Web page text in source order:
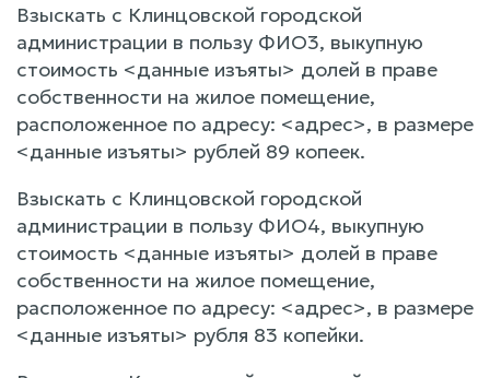
Взыскать с Клинцовской городской
администрации в пользу ФИО3, выкупную
стоимость <данные изъяты> долей в праве
собственности на жилое помещение,
расположенное по адресу: <адрес>, в размере
<данные изъяты> рублей 89 копеек.
Взыскать с Клинцовской городской
администрации в пользу ФИО4, выкупную
стоимость <данные изъяты> долей в праве
собственности на жилое помещение,
расположенное по адресу: <адрес>, в размере
<данные изъяты> рубля 83 копейки.